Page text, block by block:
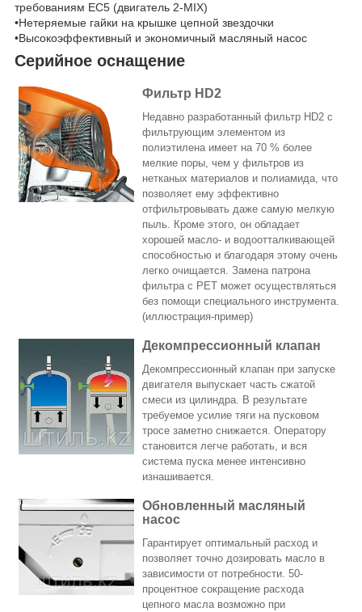
требованиям ЕС5 (двигатель 2-MIX)
•Нетеряемые гайки на крышке цепной звездочки
•Высокоэффективный и экономичный масляный насос
Серийное оснащение
Фильтр HD2
Недавно разработанный фильтр HD2 с
фильтрующим элементом из
полиэтилена имеет на 70 % более
мелкие поры, чем у фильтров из
нетканых материалов и полиамида, что
позволяет ему эффективно
отфильтровывать даже самую мелкую
пыль. Кроме этого, он обладает
хорошей масло- и водоотталкивающей
способностью и благодаря этому очень
легко очищается. Замена патрона
фильтра с PET может осуществляться
без помощи специального инструмента.
(иллюстрация-пример)
Декомпрессионный клапан
Декомпрессионный клапан при запуске
двигателя выпускает часть сжатой
смеси из цилиндра. В результате
требуемое усилие тяги на пусковом
тросе заметно снижается. Оператору
становится легче работать, и вся
система пуска менее интенсивно
изнашивается.
Обновленный масляный
насос
Гарантирует оптимальный расход и
позволяет точно дозировать масло в
зависимости от потребности. 50-
процентное сокращение расхода
цепного масла возможно при